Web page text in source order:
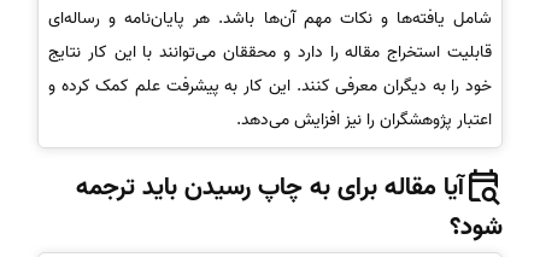
شامل یافته‌ها و نکات مهم آن‌ها باشد. هر پایان‌نامه و رساله‌ای
قابلیت استخراج مقاله را دارد و محققان می‌توانند با این کار نتایج
خود را به دیگران معرفی کنند. این کار به پیشرفت علم کمک کرده و
اعتبار پژوهشگران را نیز افزایش می‌دهد.
آیا مقاله برای به چاپ رسیدن باید ترجمه
شود؟